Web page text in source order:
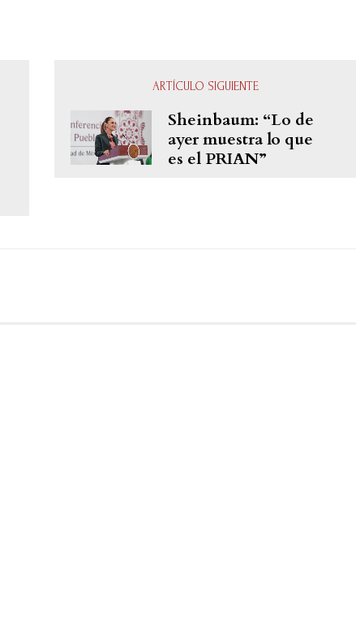
ARTÍCULO SIGUIENTE
Sheinbaum: “Lo de
ayer muestra lo que
es el PRIAN”